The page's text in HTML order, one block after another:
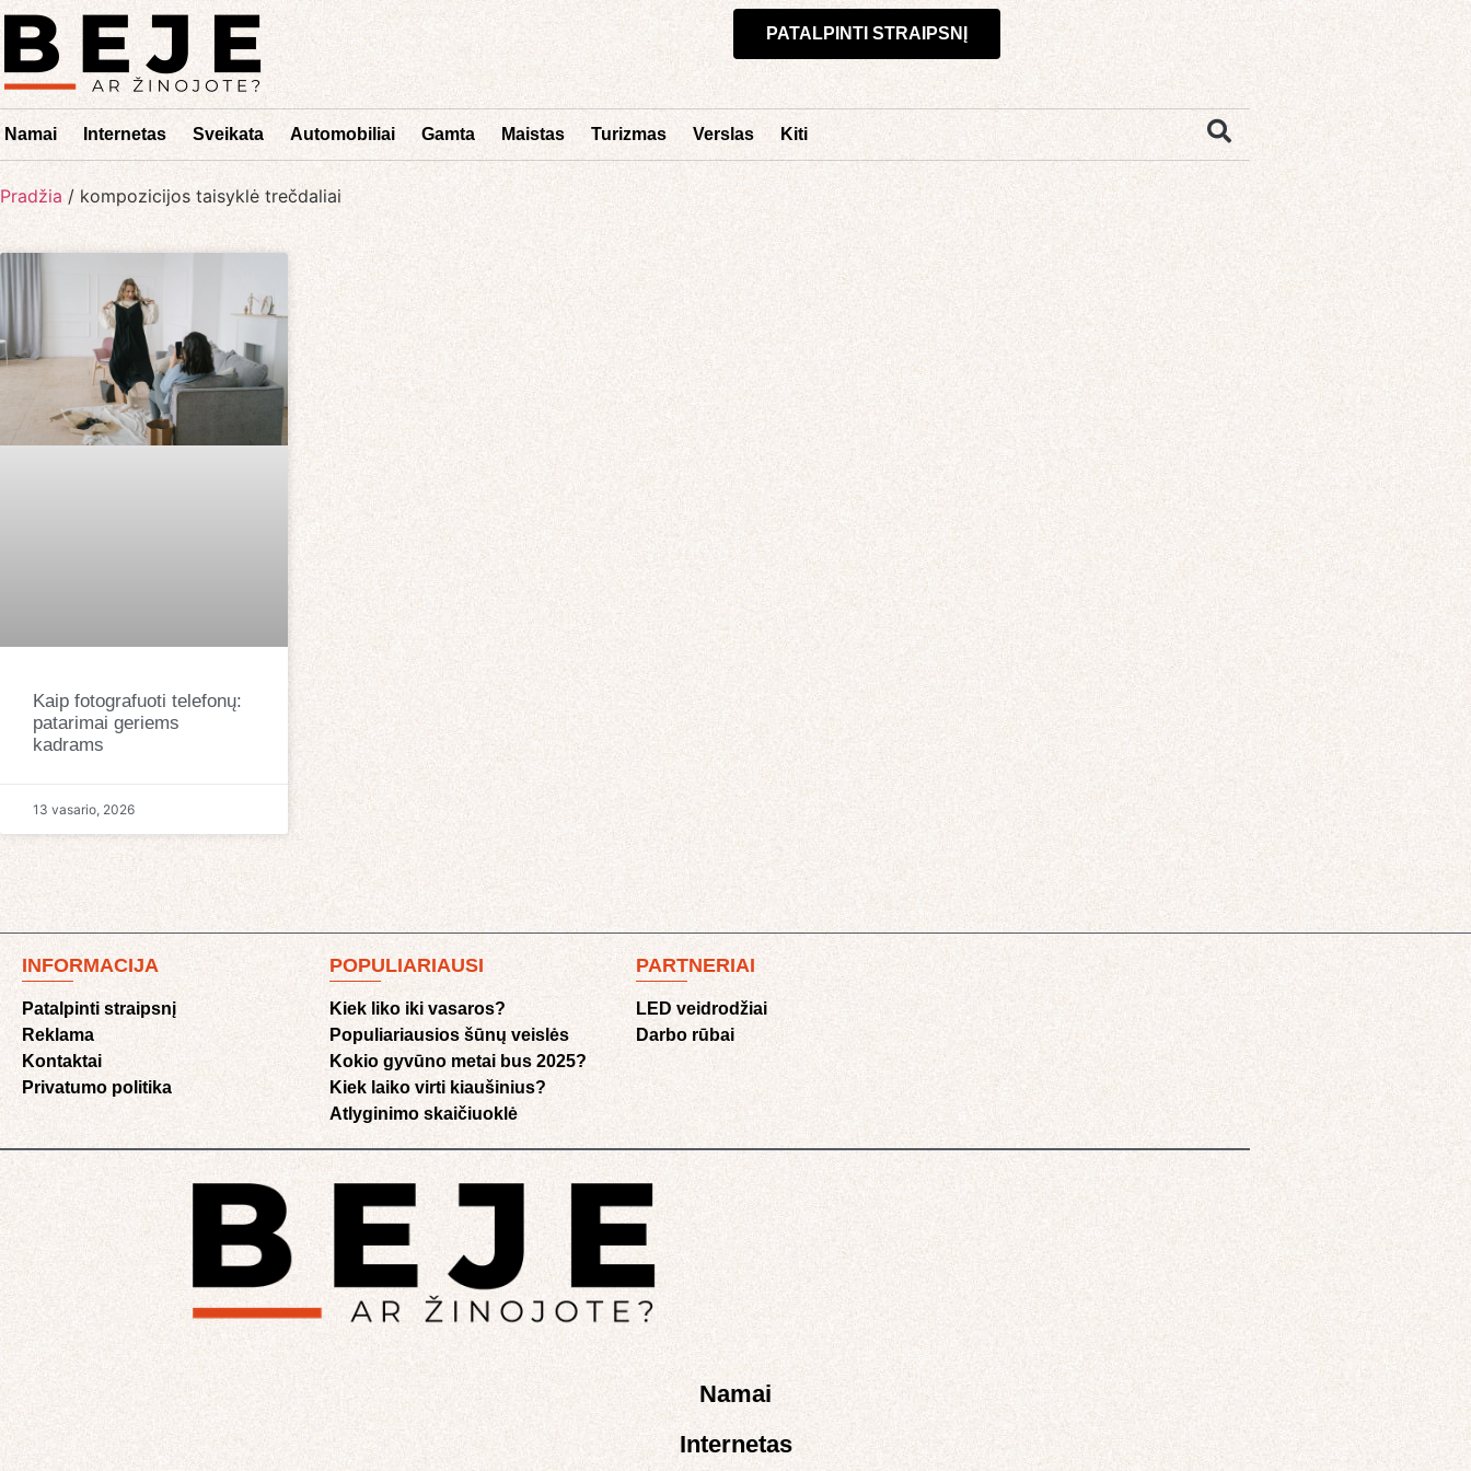
PATALPINTI STRAIPSNĮ
Namai Internetas Sveikata Automobiliai Gamta Maistas Turizmas Verslas Kiti
Pradžia / kompozicijos taisyklė trečdaliai
Kaip fotografuoti telefonų:
patarimai geriems
kadrams
13 vasario, 2026
INFORMACIJA
Patalpinti straipsnį
Reklama
Kontaktai
Privatumo politika
POPULIARIAUSI
Kiek liko iki vasaros?
Populiariausios šūnų veislės
Kokio gyvūno metai bus 2025?
Kiek laiko virti kiaušinius?
Atlyginimo skaičiuoklė​
PARTNERIAI
LED veidrodžiai
Darbo rūbai
Namai
Internetas